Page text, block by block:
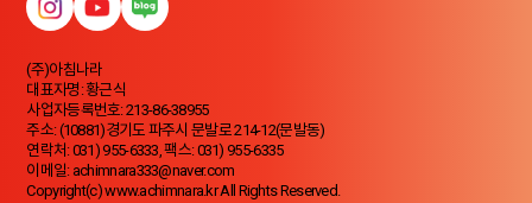
(주)아침나라
대표자명: 황근식
사업자등록번호: 213-86-38955
주소: (10881)경기도 파주시 문발로 214-12(문발동)
연락처: 031) 955-6333, 팩스: 031) 955-6335
이메일: achimnara333@naver.com
Copyright(c) www.achimnara.kr All Rights Reserved.